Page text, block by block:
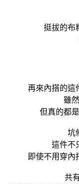
挺拔的布
再來內搭的這
雖
但真的都
坑
這件不
即使不用穿內
共